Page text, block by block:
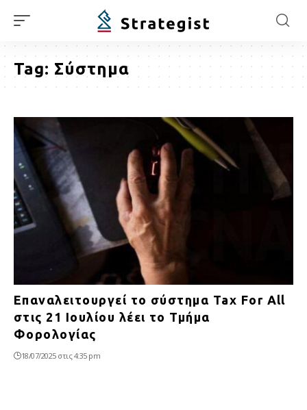
Tag: Σύστημα
Επαναλειτουργεί το σύστημα Tax For All
στις 21 Ιουλίου λέει το Τμήμα
Φορολογίας
18/07/2025 στις 4:35 pm